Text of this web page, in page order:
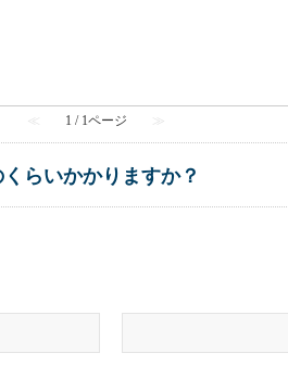
≪ 1 / 1ページ ≫
らいかかりますか？